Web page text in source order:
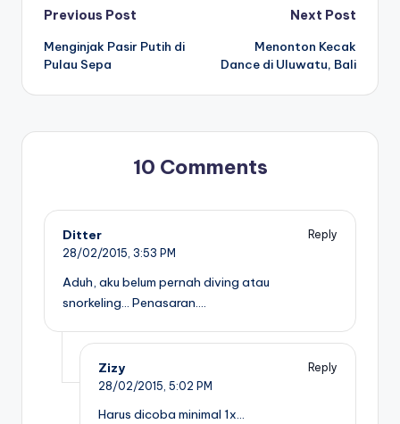
Post
navigation
Previous Post
Menginjak Pasir Putih di
Pulau Sepa
Next Post
Menonton Kecak
Dance di Uluwatu, Bali
10 Comments
Ditter
Reply
28/02/2015, 3:53 PM
Aduh, aku belum pernah diving atau
snorkeling… Penasaran….
Zizy
Reply
28/02/2015, 5:02 PM
Harus dicoba minimal 1x…